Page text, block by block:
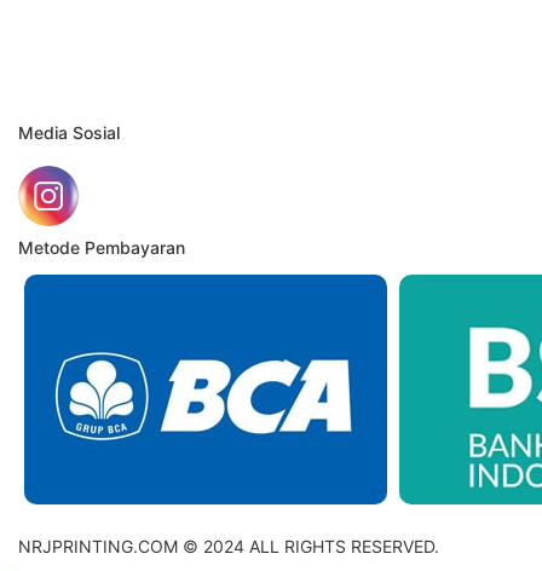
Media Sosial
Metode Pembayaran
NRJPRINTING.COM © 2024 ALL RIGHTS RESERVED.